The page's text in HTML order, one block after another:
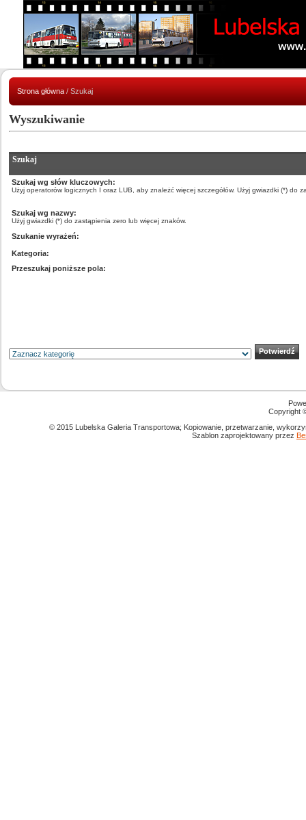
Strona główna / Szukaj
Wyszukiwanie
Szukaj
Szukaj wg słów kluczowych:
Użyj operatorów logicznych I oraz LUB, aby znależć więcej szczegółów. Użyj gwiazdki (*) do
Szukaj wg nazwy:
Użyj gwiazdki (*) do zastąpienia zero lub więcej znaków.
Szukanie wyrażeń:
Kategoria:
Przeszukaj poniższe pola:
Copyright
© 2015 Lubelska Galeria Transportowa; Kopiowanie, przetwarzanie,
Szablon zaprojektowany przez